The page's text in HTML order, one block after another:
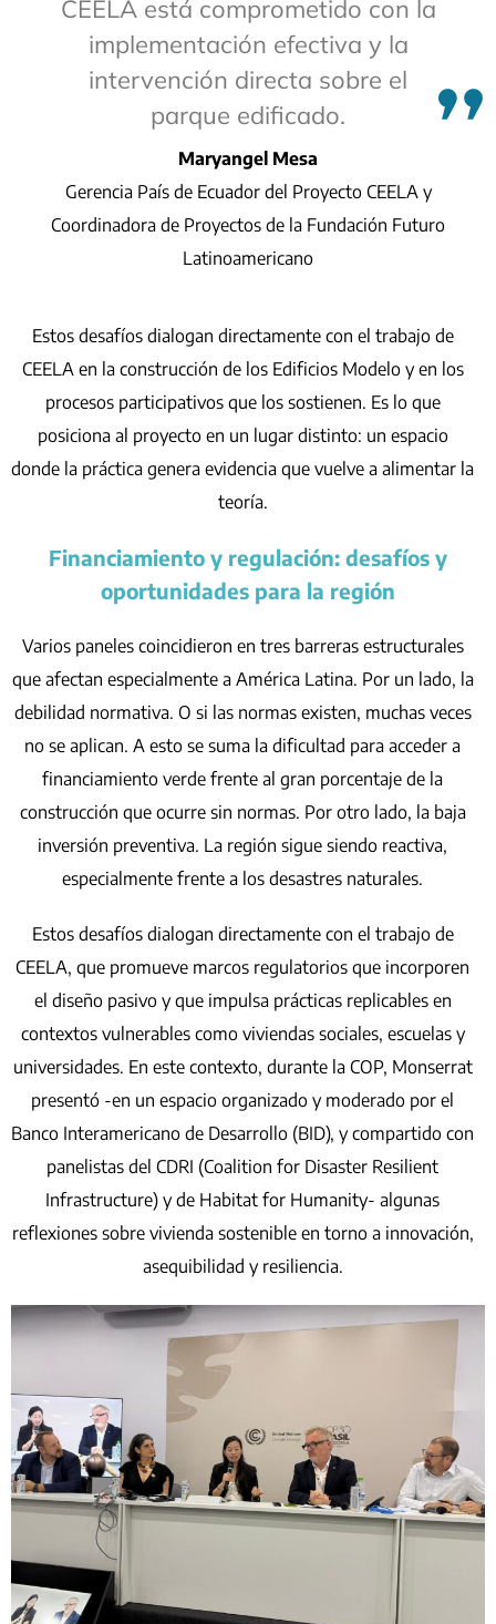
CEELA está comprometido con la
implementación efectiva y la
intervención directa sobre el
parque edificado.
Maryangel Mesa
Gerencia País de Ecuador del Proyecto CEELA y
Coordinadora de Proyectos de la Fundación Futuro
Latinoamericano
Estos desafíos dialogan directamente con el trabajo de
CEELA en la construcción de los Edificios Modelo y en los
procesos participativos que los sostienen. Es lo que
posiciona al proyecto en un lugar distinto: un espacio
donde la práctica genera evidencia que vuelve a alimentar la
teoría.
Financiamiento y regulación: desafíos y
oportunidades para la región
Varios paneles coincidieron en tres barreras estructurales
que afectan especialmente a América Latina. Por un lado, la
debilidad normativa. O si las normas existen, muchas veces
no se aplican. A esto se suma la dificultad para acceder a
financiamiento verde frente al gran porcentaje de la
construcción que ocurre sin normas. Por otro lado, la baja
inversión preventiva. La región sigue siendo reactiva,
especialmente frente a los desastres naturales.
Estos desafíos dialogan directamente con el trabajo de
CEELA, que promueve marcos regulatorios que incorporen
el diseño pasivo y que impulsa prácticas replicables en
contextos vulnerables como viviendas sociales, escuelas y
universidades. En este contexto, durante la COP, Monserrat
presentó -en un espacio organizado y moderado por el
Banco Interamericano de Desarrollo (BID), y compartido con
panelistas del CDRI (Coalition for Disaster Resilient
Infrastructure) y de Habitat for Humanity- algunas
reflexiones sobre vivienda sostenible en torno a innovación,
asequibilidad y resiliencia.